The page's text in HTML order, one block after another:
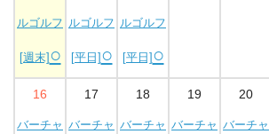
ルゴルフ
[週末] ○
ルゴルフ
[平日] ○
ルゴルフ
[平日] ○
16
バーチャ
17
バーチャ
18
バーチャ
19
バーチャ
20
バーチャ